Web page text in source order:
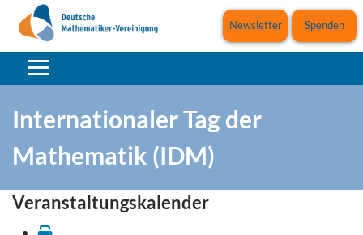
Spenden
Newsletter
Internationaler Tag der
Mathematik (IDM)
Veranstaltungskalender